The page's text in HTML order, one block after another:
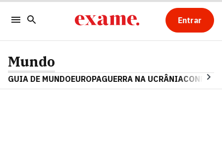
Entrar
Mundo
GUIA DE MUNDOEUROPAGUERRA NA UCRÂNIA